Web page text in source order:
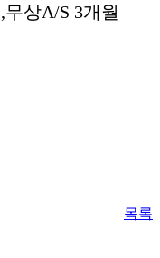
상A/S 3개월
목록